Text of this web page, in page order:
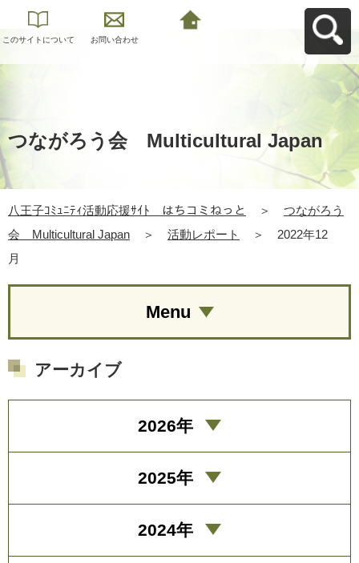
このサイトについて お問い合わせ
つながろう会 Multicultural Japan
八王子ｺﾐｭﾆﾃｨ活動応援ｻｲﾄ はちコミねっと ＞
つながろう
会 Multicultural Japan
＞ 活動レポート ＞
2022年12
月
Menu
アーカイブ
2026年
2025年
2024年